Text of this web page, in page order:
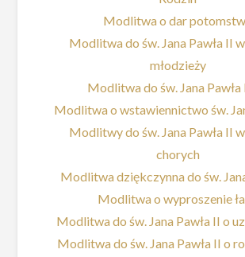
Modlitwa o dar
Modlitwa do św. Jana Pawła II
młodzieży
Modlitwa do św. Jana Pawła
Modlitwa o wstawiennictwo św.
Modlitwy do św. Jana Pawła II
chorych
Modlitwa dziękczynna do św.
Modlitwa o wyproszenie
Modlitwa do św. Jana Pawła II o
Modlitwa do św. Jana Pawła II o